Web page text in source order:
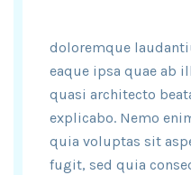
doloremque
eaque ipsa quae ab
quasi architecto
explicabo. Nemo
quia voluptas sit
fugit, sed quia